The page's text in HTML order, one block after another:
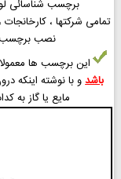
برچسب شناسائی
نصب برچسب
این برچسب ها
باشدو با نوشته اینکه
مایع یا گاز